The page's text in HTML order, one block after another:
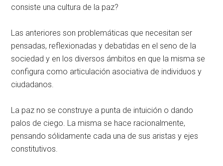
consiste una cultura de la paz?
Las anteriores son problemáticas que necesitan ser
pensadas, reflexionadas y debatidas en el seno de la
sociedad y en los diversos ámbitos en que la misma se
configura como articulación asociativa de individuos y
ciudadanos.
La paz no se construye a punta de intuición o dando
palos de ciego. La misma se hace racionalmente,
pensando sólidamente cada una de sus aristas y ejes
constitutivos.